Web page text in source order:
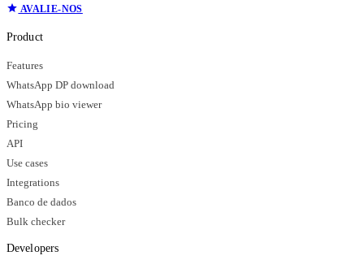
AVALIE-NOS
Product
Features
WhatsApp DP download
WhatsApp bio viewer
Pricing
API
Use cases
Integrations
Banco de dados
Bulk checker
Developers